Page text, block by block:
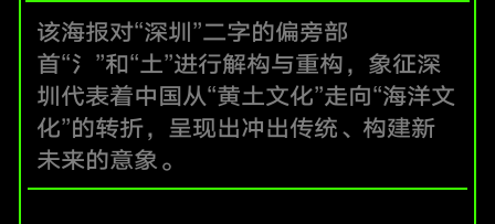
该海报对“深圳”二字的偏旁部
首“氵”和“土”进行解构与重构，象征深
圳代表着中国从“黄土文化”走向“海洋文
化”的转折，呈现出冲出传统、构建新
未来的意象。